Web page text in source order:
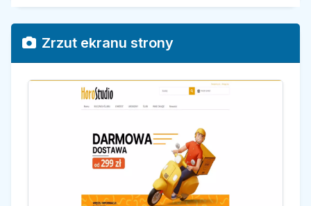
Zrzut ekranu strony